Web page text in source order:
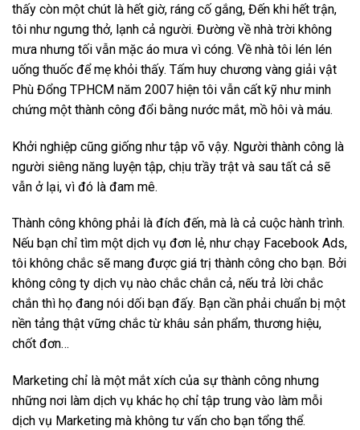
thấy còn một chút là hết giờ, ráng cố gắng, Đến khi hết trận,
tôi như ngưng thở, lạnh cả người. Đường về nhà trời không
mưa nhưng tối vẫn mặc áo mưa vì cóng. Về nhà tôi lén lén
uống thuốc để mẹ khỏi thấy. Tấm huy chương vàng giải vật
Phù Đổng TPHCM năm 2007 hiện tôi vẫn cất kỹ như minh
chứng một thành công đổi bằng nước mắt, mồ hôi và máu.
Khởi nghiệp cũng giống như tập võ vậy. Người thành công là
người siêng năng luyện tập, chịu trầy trật và sau tất cả sẽ
vẫn ở lại, vì đó là đam mê.
Thành công không phải là đích đến, mà là cả cuộc hành trình.
Nếu bạn chỉ tìm một dịch vụ đơn lẻ, như chạy Facebook Ads,
tôi không chắc sẽ mang được giá trị thành công cho bạn. Bởi
không công ty dịch vụ nào chắc chắn cả, nếu trả lời chắc
chắn thì họ đang nói dối bạn đấy. Bạn cần phải chuẩn bị một
nền tảng thật vững chắc từ khâu sản phẩm, thương hiệu,
chốt đơn…
Marketing chỉ là một mắt xích của sự thành công nhưng
những nơi làm dịch vụ khác họ chỉ tập trung vào làm mỗi
dịch vụ Marketing mà không tư vấn cho bạn tổng thể.